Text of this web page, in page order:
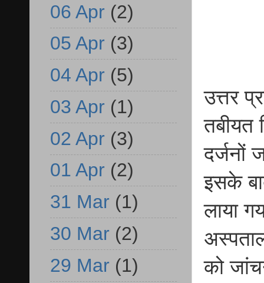
उत्तर
तबीयत
दर्जनों
इसके
लाया
को
06 Apr (2)
05 Apr (3)
04 Apr (5)
03 Apr (1)
02 Apr (3)
01 Apr (2)
31 Mar (1)
30 Mar (2)
29 Mar (1)